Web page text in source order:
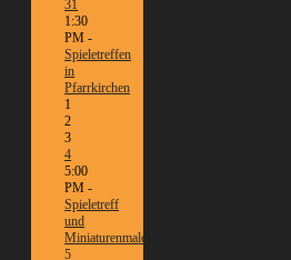
31
1:30
PM -
Spieletreffen
in
Pfarrkirchen
1
2
3
4
5:00
PM -
Spieletreff
und
Miniaturenmalen/Tabletop
5